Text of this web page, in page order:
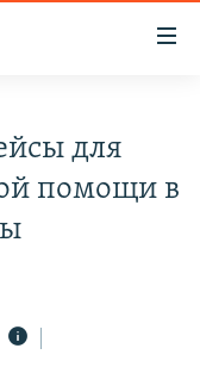
для
помощи в